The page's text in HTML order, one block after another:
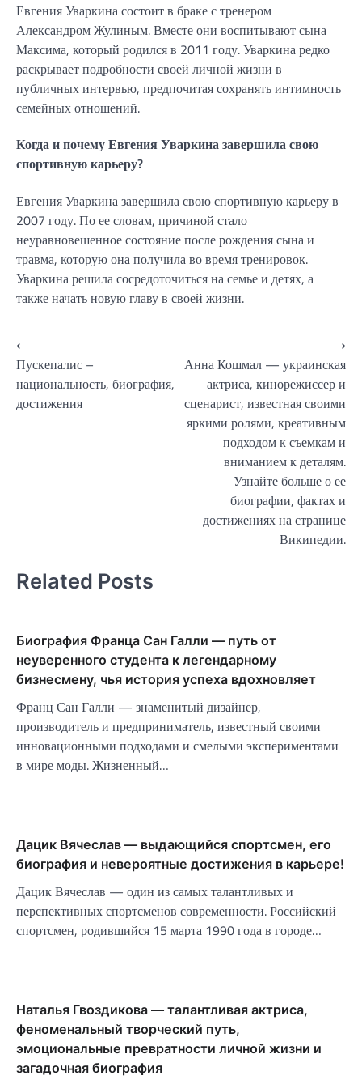
Евгения Уваркина состоит в браке с тренером
Александром Жулиным. Вместе они воспитывают сына
Максима, который родился в 2011 году. Уваркина редко
раскрывает подробности своей личной жизни в
публичных интервью, предпочитая сохранять интимность
семейных отношений.
Когда и почему Евгения Уваркина завершила свою
спортивную карьеру?
Евгения Уваркина завершила свою спортивную карьеру в
2007 году. По ее словам, причиной стало
неуравновешенное состояние после рождения сына и
травма, которую она получила во время тренировок.
Уваркина решила сосредоточиться на семье и детях, а
также начать новую главу в своей жизни.
Навигация
по
записям
⟵
Пускепалис –
национальность, биография,
достижения
Анна Кошмал — украинская
актриса, кинорежиссер и
сценарист, известная своими
яркими ролями, креативным
подходом к съемкам и
вниманием к деталям.
Узнайте больше о ее
биографии, фактах и
достижениях на странице
Википедии.
⟶
Related Posts
Биография Франца Сан Галли — путь от
неуверенного студента к легендарному
бизнесмену, чья история успеха вдохновляет
Франц Сан Галли — знаменитый дизайнер,
производитель и предприниматель, известный своими
инновационными подходами и смелыми экспериментами
в мире моды. Жизненный…
Дацик Вячеслав — выдающийся спортсмен, его
биография и невероятные достижения в карьере!
Дацик Вячеслав — один из самых талантливых и
перспективных спортсменов современности. Российский
спортсмен, родившийся 15 марта 1990 года в городе…
Наталья Гвоздикова — талантливая актриса,
феноменальный творческий путь,
эмоциональные превратности личной жизни и
загадочная биография